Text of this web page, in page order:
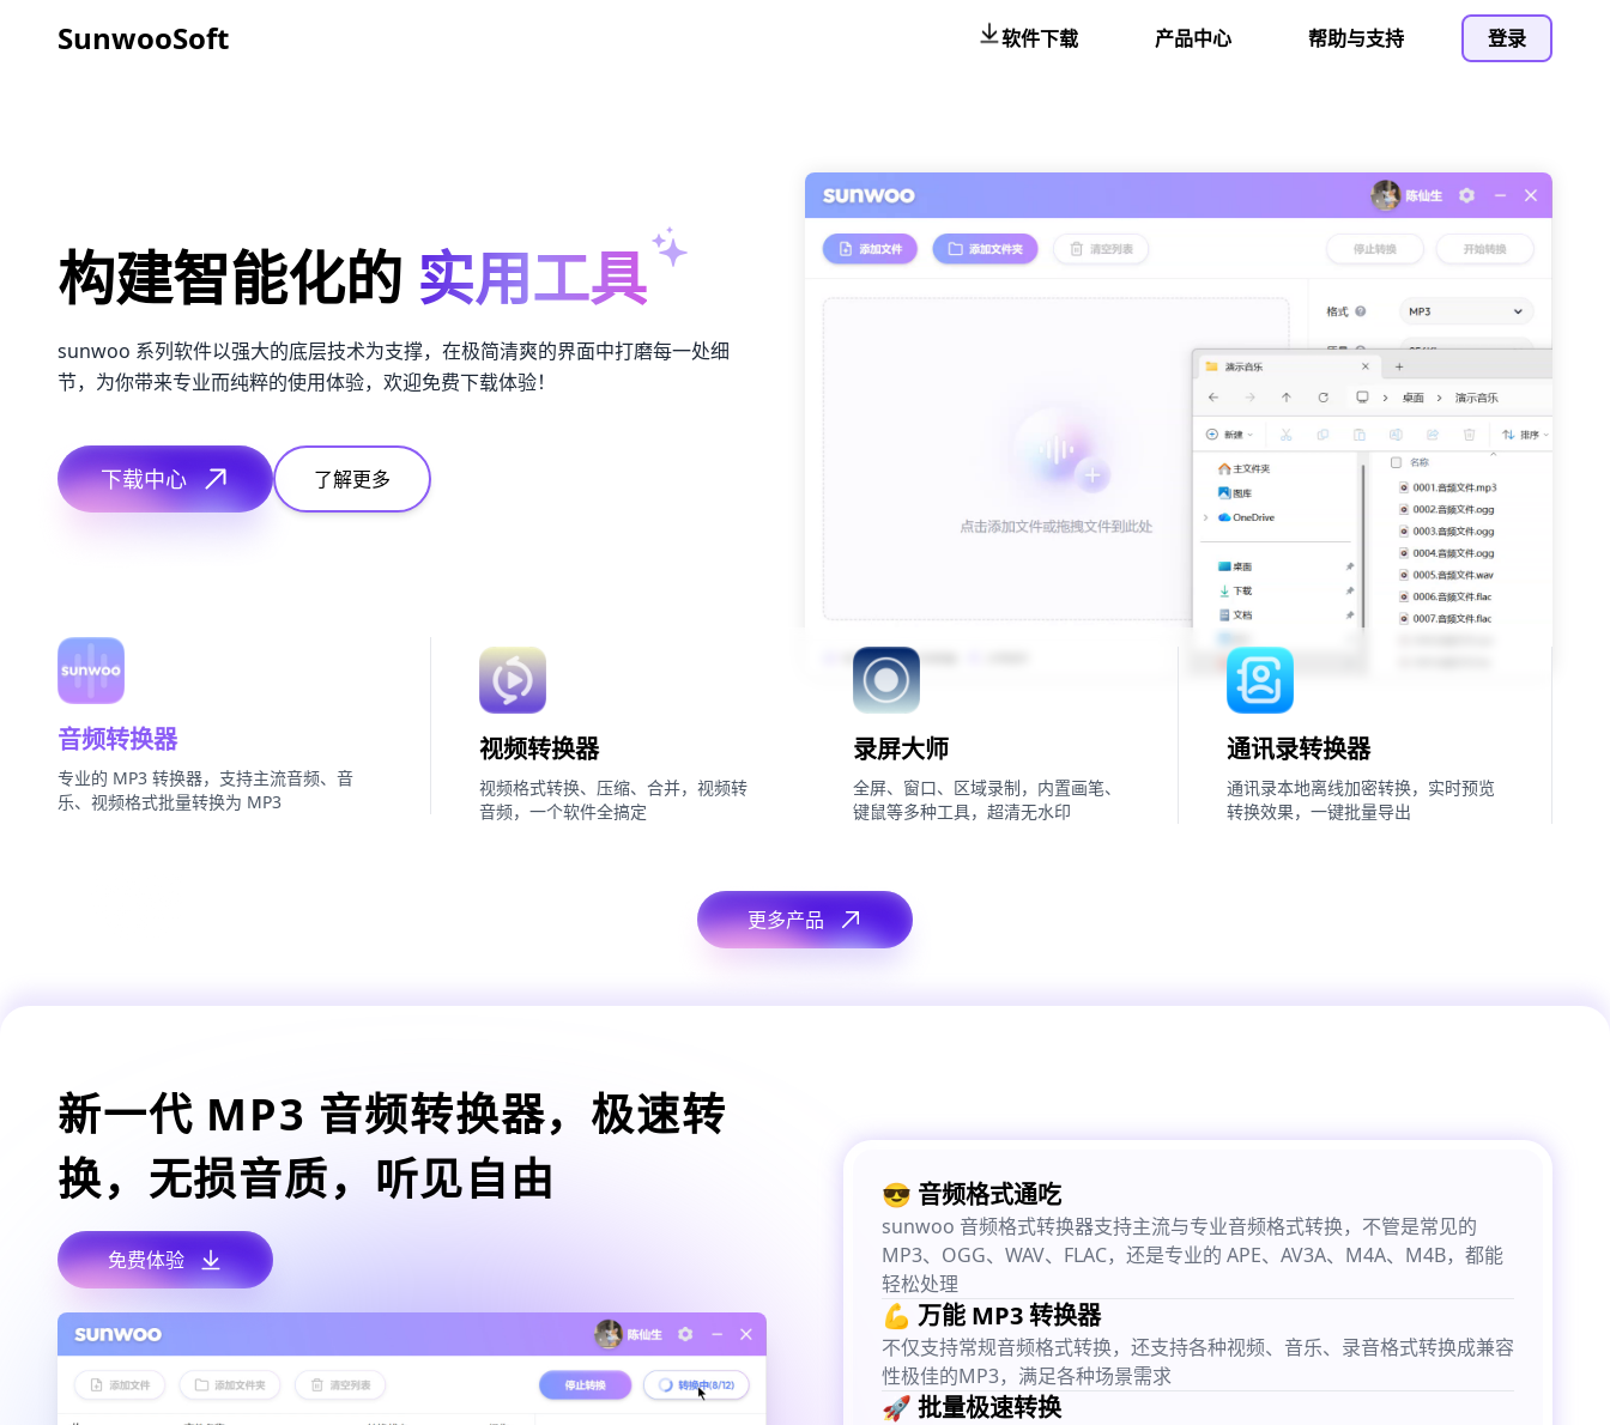
SunwooSoft 软件下载 产品中心 帮助与支持 登录
构建智能化的 实用工具
sunwoo 系列软件以强大的底层技术为支撑，在极简清爽的界面中打磨每一处细
节，为你带来专业而纯粹的使用体验，欢迎免费下载体验！
下载中心 了解更多
音频转换器
专业的 MP3 转换器，支持主流音频、音
乐、视频格式批量转换为 MP3
视频转换器
视频格式转换、压缩、合并，视频转
音频，一个软件全搞定
录屏大师
全屏、窗口、区域录制，内置画笔、
键鼠等多种工具，超清无水印
通讯录转换器
通讯录本地离线加密转换，实时预览
转换效果，一键批量导出
更多产品
新一代 MP3 音频转换器，极速转
换，无损音质，听见自由
免费体验
😎 音频格式通吃
sunwoo 音频格式转换器支持主流与专业音频格式转换，不管是常见的
MP3、OGG、WAV、FLAC，还是专业的 APE、AV3A、M4A、M4B，都能
轻松处理
💪 万能 MP3 转换器
不仅支持常规音频格式转换，还支持各种视频、音乐、录音格式转换成兼容
性极佳的MP3，满足各种场景需求
🚀 批量极速转换